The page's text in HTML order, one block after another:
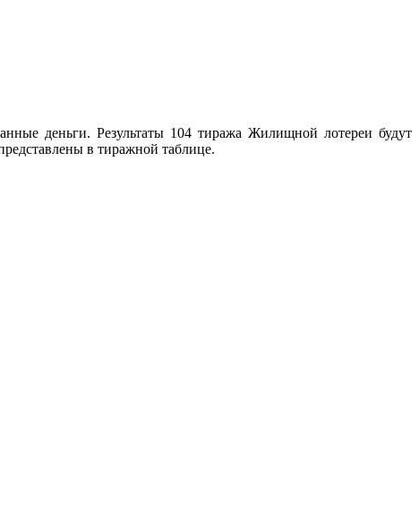
деньги. Результаты 104 тиража Жилищной лотереи будут
в тиражной таблице.